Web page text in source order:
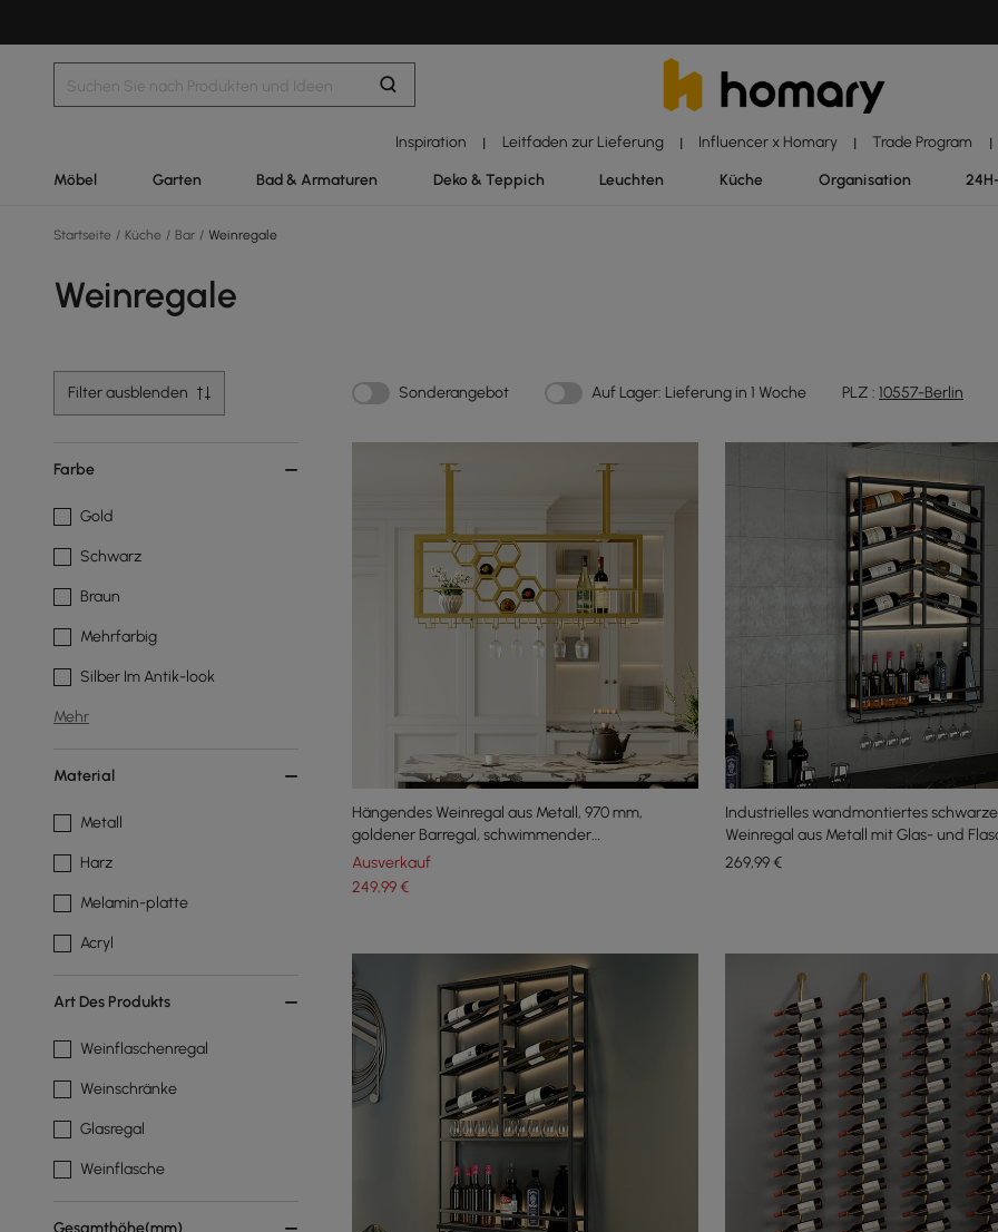
Inspiration | Leitfaden zur Lieferung | Influencer x Homary | Trade Program |
Möbel Garten Bad & Armaturen Deko & Teppich Leuchten Küche Organisation
Startseite / Küche / Bar / Weinregale
Weinregale
Filter ausblenden Sonderangebot Auf Lager: Lieferung in 1 Woche PLZ : 10557-Berlin
Farbe
Gold
Schwarz
Braun
Mehrfarbig
Silber Im Antik-look
Mehr
Material
Metall
Harz
Melamin-platte
Acryl
Art Des Produkts
Weinflaschenregal
Weinschränke
Glasregal
Weinflasche
Gesamthöhe(mm)
Hängendes Weinregal aus Metall, 970 mm,
goldener Barregal, schwimmender
Weinglashalter
Ausverkauf
249,99€
Industrielles wandmontiertes
Weinregal aus Metall mit Glas- und
269,99€